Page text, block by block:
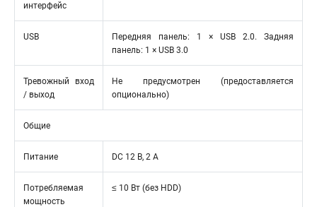
интерфейс
USB
Передняя панель: 1 × USB 2.0. Задняя
панель: 1 × USB 3.0
Тревожный вход
/ выход
Не предусмотрен (предоставляется
опционально)
Общие
Питание DC 12 В, 2 А
Потребляемая
мощность
≤ 10 Вт (без HDD)